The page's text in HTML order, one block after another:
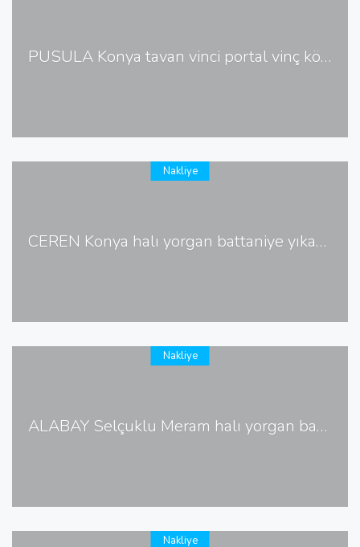
PUSULA Konya tavan vinci portal vinç köprülü vinç imalatı
CEREN Konya halı yorgan battaniye yıkama
Nakliye
ALABAY Selçuklu Meram halı yorgan battaniye yıkama
Nakliye
Nakliye